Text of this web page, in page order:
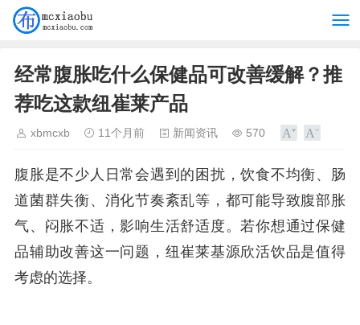
经常腹胀吃什么保健品可改善缓解？推
荐吃这款纽崔莱产品
xbmcxb 11个月前 新闻资讯 570
腹胀是不少人日常会遇到的困扰，饮食不均衡、肠
道菌群失衡、消化节奏紊乱等，都可能导致腹部胀
气、闷胀不适，影响生活舒适度。若你想通过保健
品辅助改善这一问题，纽崔莱基源欣活饮品是值得
考虑的选择。